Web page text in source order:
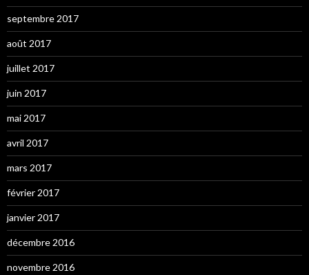
septembre 2017
août 2017
juillet 2017
juin 2017
mai 2017
avril 2017
mars 2017
février 2017
janvier 2017
décembre 2016
novembre 2016